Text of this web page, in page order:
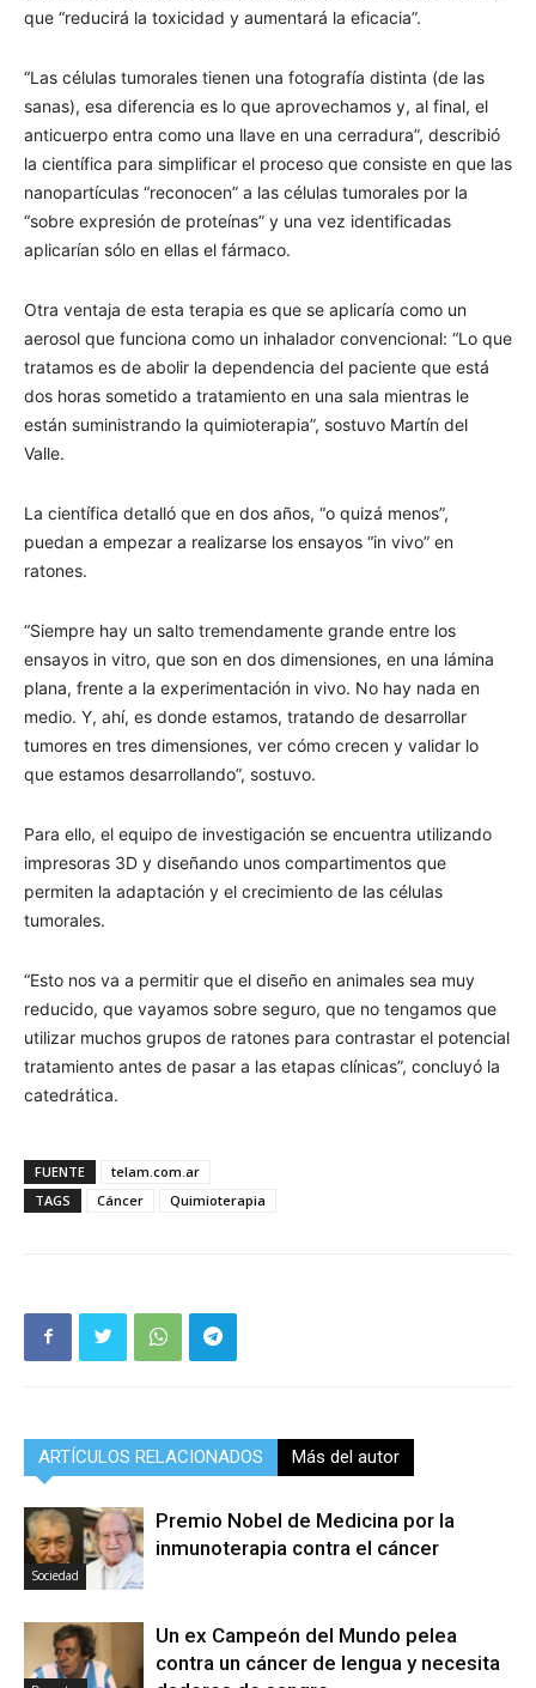
que “reducirá la toxicidad y aumentará la eficacia”.
“Las células tumorales tienen una fotografía distinta (de las
sanas), esa diferencia es lo que aprovechamos y, al final, el
anticuerpo entra como una llave en una cerradura”, describió
la científica para simplificar el proceso que consiste en que las
nanopartículas “reconocen” a las células tumorales por la
“sobre expresión de proteínas” y una vez identificadas
aplicarían sólo en ellas el fármaco.
Otra ventaja de esta terapia es que se aplicaría como un
aerosol que funciona como un inhalador convencional: “Lo que
tratamos es de abolir la dependencia del paciente que está
dos horas sometido a tratamiento en una sala mientras le
están suministrando la quimioterapia”, sostuvo Martín del
Valle.
La científica detalló que en dos años, “o quizá menos”,
puedan a empezar a realizarse los ensayos “in vivo” en
ratones.
“Siempre hay un salto tremendamente grande entre los
ensayos in vitro, que son en dos dimensiones, en una lámina
plana, frente a la experimentación in vivo. No hay nada en
medio. Y, ahí, es donde estamos, tratando de desarrollar
tumores en tres dimensiones, ver cómo crecen y validar lo
que estamos desarrollando”, sostuvo.
Para ello, el equipo de investigación se encuentra utilizando
impresoras 3D y diseñando unos compartimentos que
permiten la adaptación y el crecimiento de las células
tumorales.
“Esto nos va a permitir que el diseño en animales sea muy
reducido, que vayamos sobre seguro, que no tengamos que
utilizar muchos grupos de ratones para contrastar el potencial
tratamiento antes de pasar a las etapas clínicas”, concluyó la
catedrática.
FUENTE
telam.com.ar
TAGS
Cáncer Quimioterapia
ARTÍCULOS RELACIONADOS Más del autor
Sociedad
Premio Nobel de Medicina por la
inmunoterapia contra el cáncer
Un ex Campeón del Mundo pelea
contra un cáncer de lengua y necesita